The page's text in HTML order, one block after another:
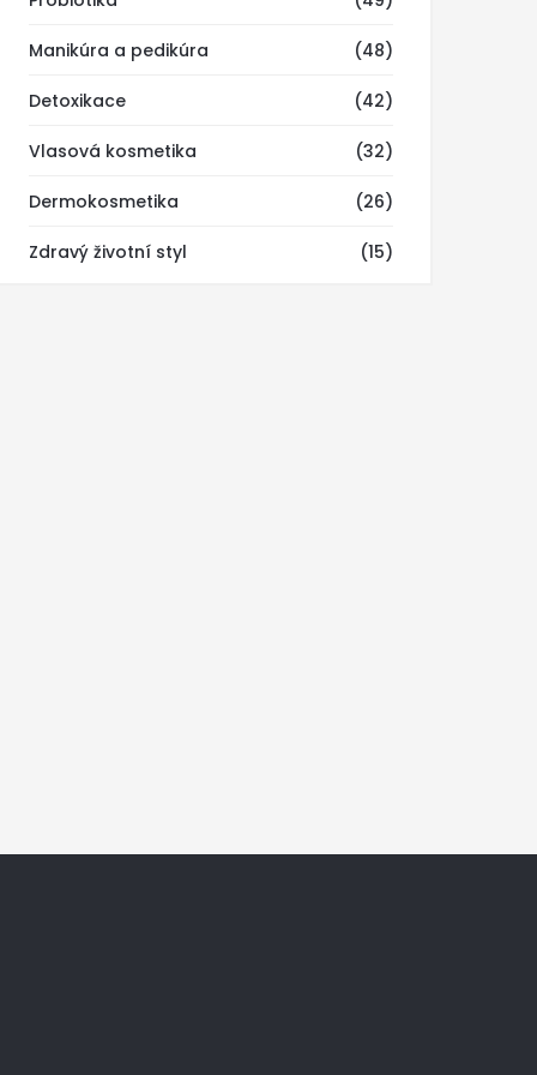
Manikúra a pedikúra (48)
Detoxikace (42)
Vlasová kosmetika (32)
Dermokosmetika (26)
Zdravý životní styl (15)